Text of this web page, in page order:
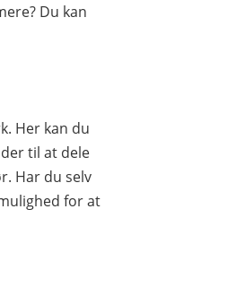
Du kan
Her kan du
til at dele
Har du selv
for at